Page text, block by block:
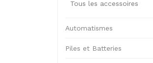
Tous les accessoires
Automatismes
Piles et Batteries